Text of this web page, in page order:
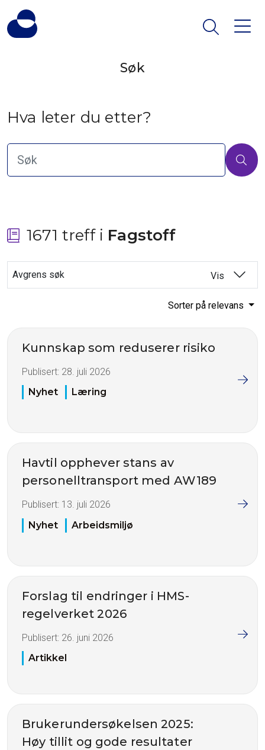
Søk
Hva leter du etter?
1671 treff i Fagstoff
Avgrens søk Vis
Sorter på relevans
Kunnskap som reduserer risiko
Publisert: 28. juli 2026
Nyhet
Læring
Havtil opphever stans av
personelltransport med AW189
Publisert: 13. juli 2026
Nyhet
Arbeidsmiljø
Forslag til endringer i HMS-
regelverket 2026
Publisert: 26. juni 2026
Artikkel
Brukerundersøkelsen 2025:
Høy tillit og gode resultater